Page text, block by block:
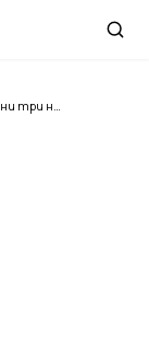
YouTube Shorts отново се променя. Ще бъдат добавени три нови функции, а един от най-важните бутони ще изчезне